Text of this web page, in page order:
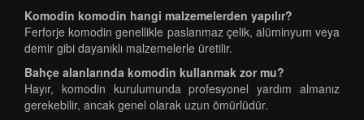
Komodin komodin hangi malzemelerden yapılır?
Ferforje komodin genellikle paslanmaz çelik, alüminyum veya
demir gibi dayanıklı malzemelerle üretilir.
Bahçe alanlarında komodin kullanmak zor mu?
Hayır, komodin kurulumunda profesyonel yardım almanız
gerekebilir, ancak genel olarak uzun ömürlüdür.